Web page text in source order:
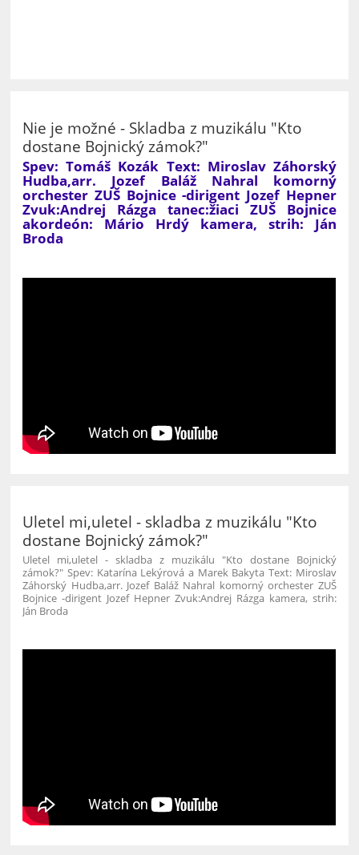
Nie je možné - Skladba z muzikálu "Kto
dostane Bojnický zámok?"
Spev: Tomáš Kozák Text: Miroslav Záhorský
Hudba,arr. Jozef Baláž Nahral komorný
orchester ZUŠ Bojnice -dirigent Jozef Hepner
Zvuk:Andrej Rázga tanec:žiaci ZUŠ Bojnice
akordeón: Mário Hrdý kamera, strih: Ján
Broda
Uletel mi,uletel - skladba z muzikálu "Kto
dostane Bojnický zámok?"
Uletel mi,uletel - skladba z muzikálu "Kto dostane Bojnický
zámok?" Spev: Katarína Lekýrová a Marek Bakyta Text: Miroslav
Záhorský Hudba,arr. Jozef Baláž Nahral komorný orchester ZUŠ
Bojnice -dirigent Jozef Hepner Zvuk:Andrej Rázga kamera, strih:
Ján Broda